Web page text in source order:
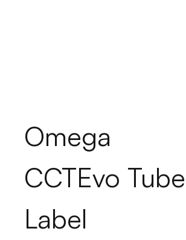
Omega
CCTEvo Tube
Label